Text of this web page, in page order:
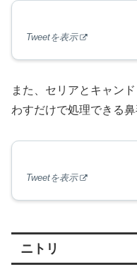
Tweetを表示
また、セリアとキャン
わすだけで処理できる
Tweetを表示
ニトリ